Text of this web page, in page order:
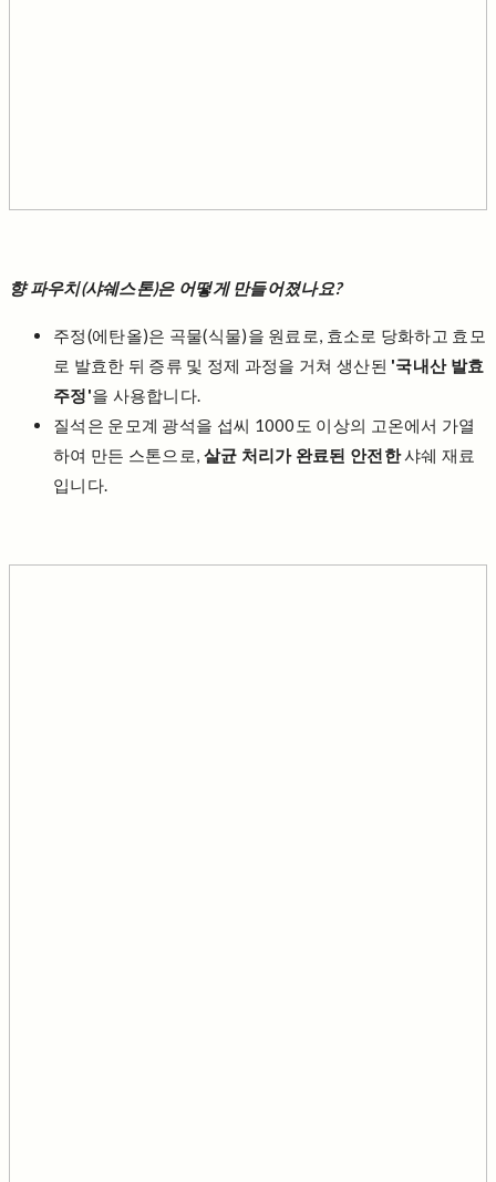
향 파우치(샤쉐스톤)은 어떻게 만들어졌나요?
주정(에탄올)은 곡물(식물)을 원료로, 효소로 당화하고 효모
로 발효한 뒤 증류 및 정제 과정을 거쳐 생산된 '국내산 발효
주정'을 사용합니다.
질석은 운모계 광석을 섭씨 1000도 이상의 고온에서 가열
하여 만든 스톤으로, 살균 처리가 완료된 안전한샤쉐 재료
입니다.